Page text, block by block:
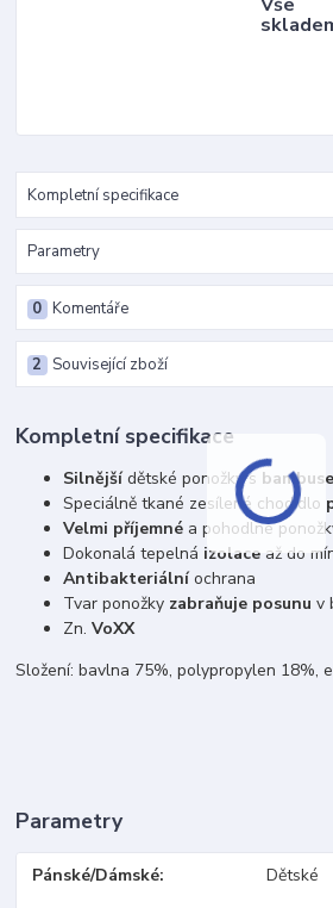
Kompletní specifikace
Parametry
Komentáře
0
Související zboží
2
Kompletní specifikace
Silnějšídětské ponožky s
Speciálně tkané zesílené chodidlo
Velmi příjemné a pohodlné
Dokonalá tepelná izolaceaž do
Antibakteriálníochrana
Tvar ponožky zabraňuje posunu v
Zn.VoXX
Složení: bavlna 75%, polypropylen 18%,
Parametry
Pánské/Dámské Dětské